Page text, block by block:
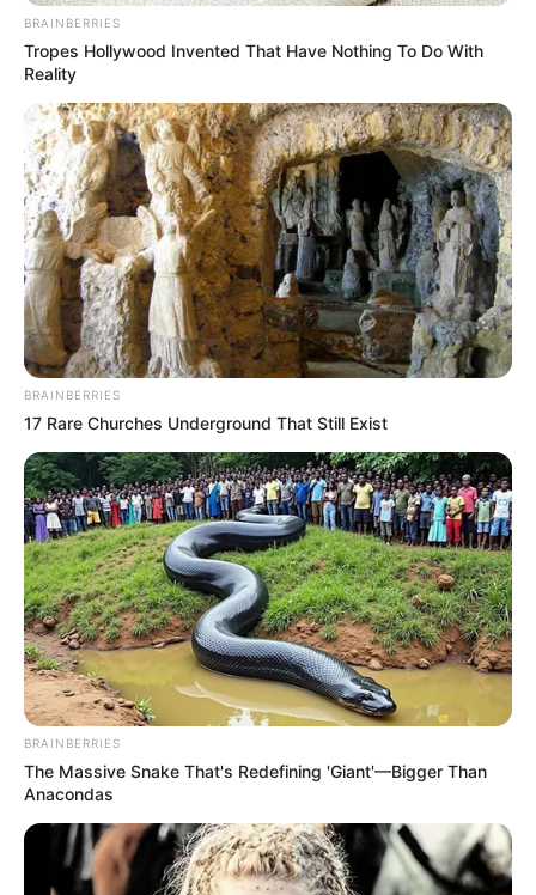
BRAINBERRIES
Tropes Hollywood Invented That Have Nothing To Do With
Reality
BRAINBERRIES
17 Rare Churches Underground That Still Exist
BRAINBERRIES
The Massive Snake That's Redefining 'Giant'—Bigger Than
Anacondas